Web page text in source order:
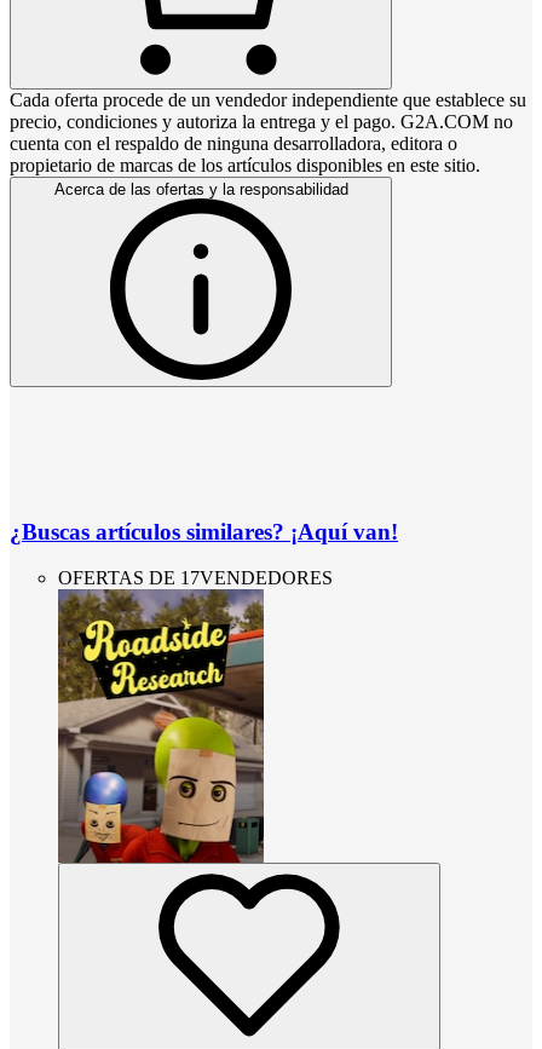
Cada oferta procede de un vendedor independiente que establece su
precio, condiciones y autoriza la entrega y el pago. G2A.COM no
cuenta con el respaldo de ninguna desarrolladora, editora o
propietario de marcas de los artículos disponibles en este sitio.
Acerca de las ofertas y la responsabilidad
¿Buscas artículos similares? ¡Aquí van!
OFERTAS DE 17VENDEDORES